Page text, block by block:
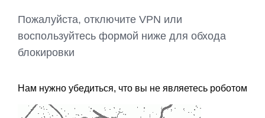
Пожалуйста, отключите VPN или
воспользуйтесь формой ниже для обхода
блокировки
Нам нужно убедиться, что вы не являетесь роботом